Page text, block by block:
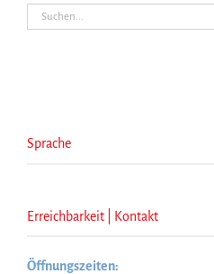
Suche
Sprache
Erreichbarkeit | Kontakt
Öffnungszeiten: